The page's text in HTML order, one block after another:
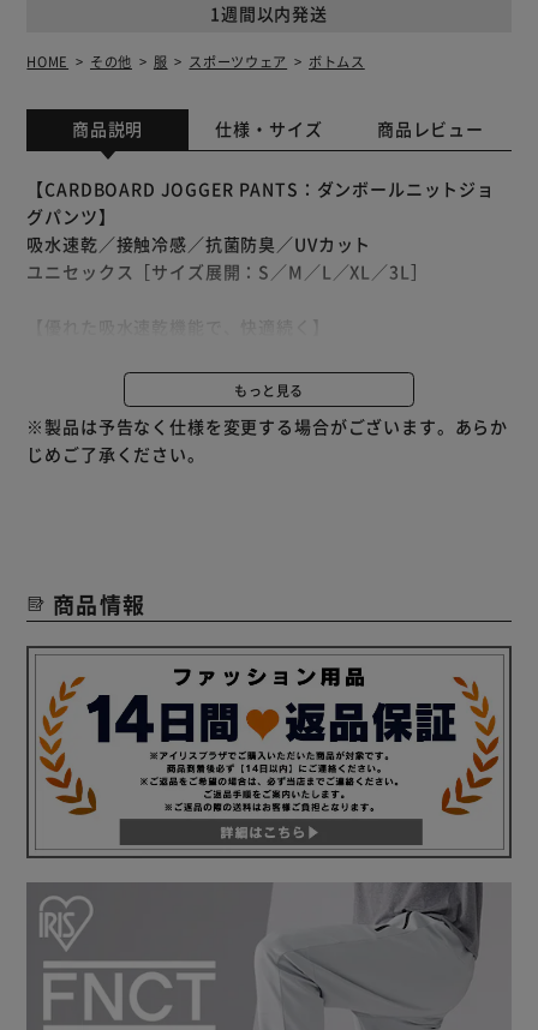
1週間以内発送
HOME その他 服 スポーツウェア ボトムス
商品説明 仕様・サイズ 商品レビュー
【CARDBOARD JOGGER PANTS：ダンボールニットジョ
グパンツ】
吸水速乾／接触冷感／抗菌防臭／UVカット
ユニセックス［サイズ展開：S／M／L／XL／3L］
・接触冷感：触れる度にひんやり爽快
・抗菌防臭：不快な臭いをシャットアウト
・吸水速乾：ベタつかず快適
・ストレッチ：多様な動きにフィット
最適。
サラッと快適に過ごせる1着です。
POINT．1：吸水速乾／ベタつきを抑え、サラッと爽快が続
く
ハイクールクリーン採用。
［ハイクールクリーン（HIGHCOOL （R） RCLEAN）と
は：吸水速乾と抗菌防臭に優れた生地。接触冷感の機能も施
されています。］
優れた吸水速乾機能で、快適が続く。
［吸水速乾とは：気温の上昇や、スポーツなどによって発生
した汗を素早く吸収し乾かします。］
衣類内の不快なベタつきを軽減しサラッと快適な肌触りを長
時間保ちます。
水分をすぐに吸収し、すぐ乾くので汗をかいても快適に過ご
せます。
もっと見る
※製品は予告なく仕様を変更する場合がございます。あらか
じめご了承ください。
商品情報